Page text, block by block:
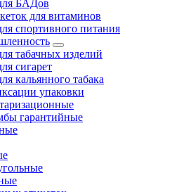
БАДов
для витаминов
спортивного питания
табачных изделий
сигарет
кальянного табака
упаковки
гарантийные